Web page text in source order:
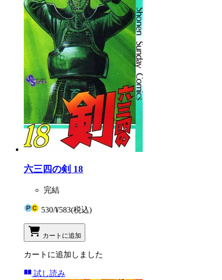
六三四の剣 18
完結
530/¥583(税込)
カートに追加
カートに追加しました
試し読み